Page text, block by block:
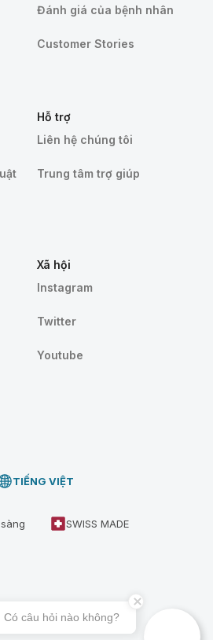
Đánh giá của bệnh nhân
Customer Stories
Hỗ trợ
Liên hệ chúng tôi
Trung tâm trợ giúp
Xã hội
Instagram
Twitter
Youtube
TIẾNG VIỆT
SWISS MADE
Có câu hỏi nào không?